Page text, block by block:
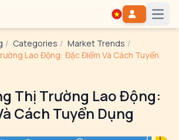
/ Categories / Market Trends /
Lao Động: Đặc Điểm Và Cách Tuyển
Thị Trường Lao Động:
Cách Tuyển Dụng